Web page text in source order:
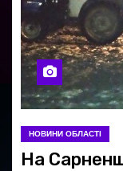
НОВИНИ ОБЛАСТІ
На